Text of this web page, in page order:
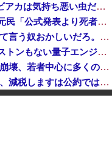
【予算100万】 市長「特定外来生物クビアカは気持ち悪い虫だしそんな需要ないと思う」1匹300円相当の報奨金→初日に42万取られ焦り
中国「大洪水！」中国ダム「決壊」地元民「公式発表より死者多い！」中国政府「住民拘束！（安否不明」中国当局「救助隊動画も削除」台風13号「三峡ダム接近中」→
【正論】 有吉「『俺テレビ見ない』って言う奴おかしいだろ。団子屋で『団子食べない』って言うか？」
世界初の超伝導量子熱機関…燃料もピストンもない量子エンジンが回った！
【株式投資】 韓国で「真夏の世の夢」崩壊、若者中心に多くの人が「人生オワタ」―中国メディア
【動画】 石破「公約を果たすというが、減税しますは公約ではない。検討を加速するというのが公約だ」
」 →1位中国